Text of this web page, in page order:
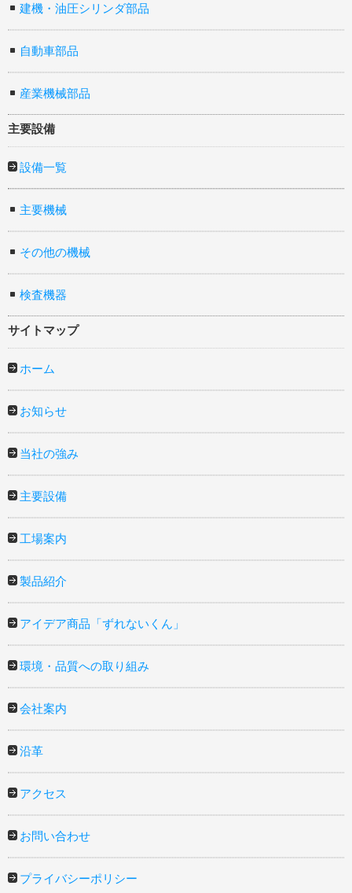
建機・油圧シリンダ部品
自動車部品
産業機械部品
主要設備
設備一覧
主要機械
その他の機械
検査機器
サイトマップ
ホーム
お知らせ
当社の強み
主要設備
工場案内
製品紹介
アイデア商品「ずれないくん」
環境・品質への取り組み
会社案内
沿革
アクセス
お問い合わせ
プライバシーポリシー